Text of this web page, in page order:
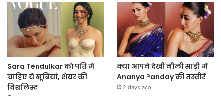
Sara Tendulkar को पति में
चाहिए ये खूबियां, शेयर की
विशलिस्ट
क्या आपने देखीं नीली साड़ी में
Ananya Panday की तस्वीरें
2 days ago